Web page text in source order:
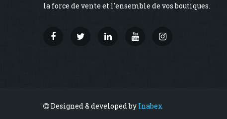
la force de vente et l'ensemble de vos boutiques.
Designed & developed by Inabex